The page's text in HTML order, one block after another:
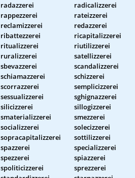
radazzerei
radicalizzerei
rappezzerei
rateizzerei
reclamizzerei
redazzerei
ribattezzerei
ricapitalizzerei
ritualizzerei
riutilizzerei
ruralizzerei
satellizzerei
sbevazzerei
scandalizzerei
schiamazzerei
schizzerei
scorrazzerei
semplicizzerei
sessualizzerei
sghignazzerei
silicizzerei
sillogizzerei
smaterializzerei
smezzerei
socializzerei
solecizzerei
sopracapitalizzerei
sottilizzerei
spazzerei
specializzerei
spezzerei
spiazzerei
spoliticizzerei
sprezzerei